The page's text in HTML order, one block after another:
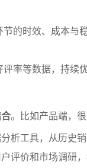
的时效、成本与
率等数据，持续
。比如产品端，
析工具，从历史销
评价和市场调研